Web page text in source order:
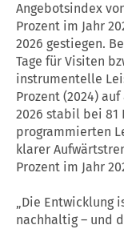
Angebotsindex
Prozent im Jahr
2026 gestiegen.
Tage für Visiten
instrumentelle
Prozent (2024)
2026 stabil bei 81
programmierten
klarer
Prozent im Jahr
„Die Entwicklung
nachhaltig – und